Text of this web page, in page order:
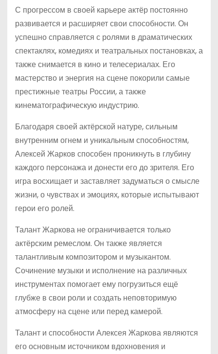
С прогрессом в своей карьере актёр постоянно
развивается и расширяет свои способности. Он
успешно справляется с ролями в драматических
спектаклях, комедиях и театральных постановках, а
также снимается в кино и телесериалах. Его
мастерство и энергия на сцене покорили самые
престижные театры России, а также
кинематографическую индустрию.
Благодаря своей актёрской натуре, сильным
внутренним огнем и уникальным способностям,
Алексей Жарков способен проникнуть в глубину
каждого персонажа и донести его до зрителя. Его
игра восхищает и заставляет задуматься о смысле
жизни, о чувствах и эмоциях, которые испытывают
герои его ролей.
Талант Жаркова не ограничивается только
актёрским ремеслом. Он также является
талантливым композитором и музыкантом.
Сочинение музыки и исполнение на различных
инструментах помогает ему погрузиться ещё
глубже в свои роли и создать неповторимую
атмосферу на сцене или перед камерой.
Талант и способности Алексея Жаркова являются
его основным источником вдохновения и